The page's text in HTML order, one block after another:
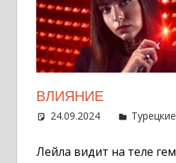
ВЛИЯНИЕ
24.09.2024
Лейла видит на теле